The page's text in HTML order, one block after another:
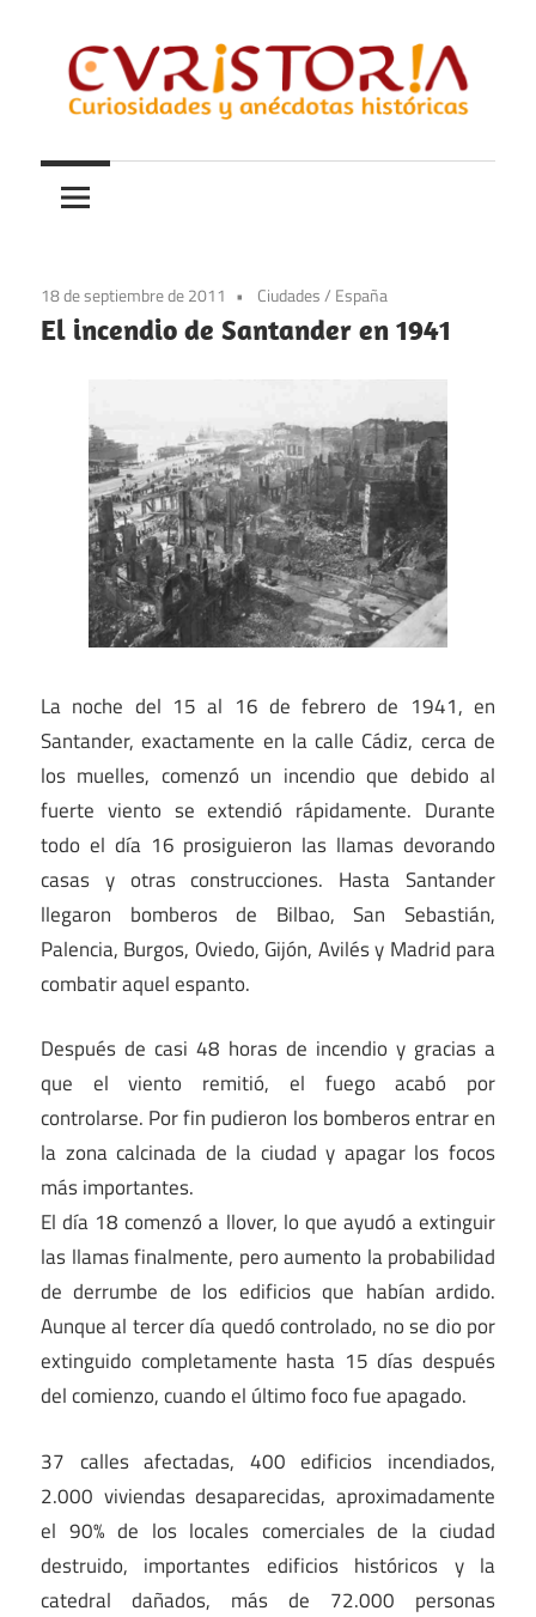
contenido
Curistoria
y
anécdotas
historia
18 de septiembre de 2011 Ciudades/ España
El incendio de Santander en 1941
La noche del 15 al 16 de febrero de 1941, en
Santander, exactamente en la calle Cádiz, cerca de
los muelles, comenzó un incendio que debido al
fuerte viento se extendió rápidamente. Durante
todo el día 16 prosiguieron las llamas devorando
casas y otras construcciones. Hasta Santander
llegaron bomberos de Bilbao, San Sebastián,
Palencia, Burgos, Oviedo, Gijón, Avilés y Madrid para
combatir aquel espanto.
Después de casi 48 horas de incendio y gracias a
que el viento remitió, el fuego acabó por
controlarse. Por fin pudieron los bomberos entrar en
la zona calcinada de la ciudad y apagar los focos
más importantes.
El día 18 comenzó a llover, lo que ayudó a extinguir
las llamas finalmente, pero aumento la probabilidad
de derrumbe de los edificios que habían ardido.
Aunque al tercer día quedó controlado, no se dio por
extinguido completamente hasta 15 días después
del comienzo, cuando el último foco fue apagado.
37 calles afectadas, 400 edificios incendiados,
2.000 viviendas desaparecidas, aproximadamente
el 90% de los locales comerciales de la ciudad
destruido, importantes edificios históricos y la
catedral dañados, más de 72.000 personas